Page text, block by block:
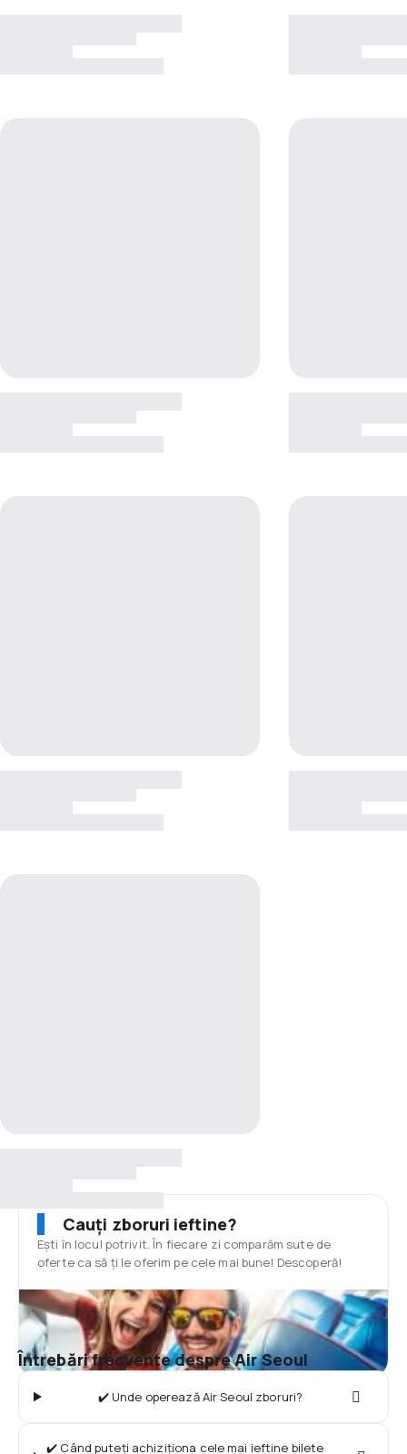
Cauți zboruri ieftine?
Ești în locul potrivit. În fiecare zi comparăm sute de
oferte ca să ți le oferim pe cele mai bune! Descoperă!
Întrebări frecvente despre Air Seoul
✔️ Unde operează Air Seoul zboruri?
✔️ Când puteți achiziționa cele mai ieftine bilete